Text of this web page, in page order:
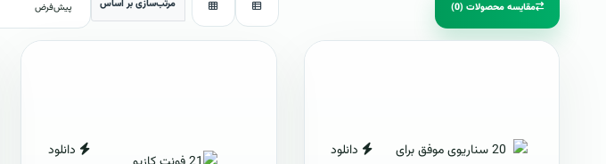
مقایسه محصولات (0) مرتب‌سازی بر اساس
دانلود
دانلود